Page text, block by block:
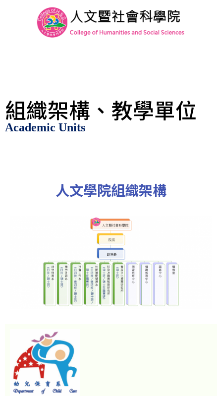
組織架構、教學單位
Academic Units
人文學院組織架構